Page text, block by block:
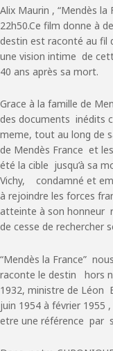
Alix Maurin , “Mendès
22h50.Ce film donne à
destin est raconté au fil
une vision intime de
40 ans après sa mort.
Grace à la famille de
des documents inédits
meme, tout au long de
de Mendès France et
été la cible jusqu’à sa
Vichy, condamné et
à rejoindre les forces
atteinte à son honneur
de cesse de rechercher
“Mendès la France”
raconte le destin hors
1932, ministre de Léon
juin 1954 à février
etre une référence par